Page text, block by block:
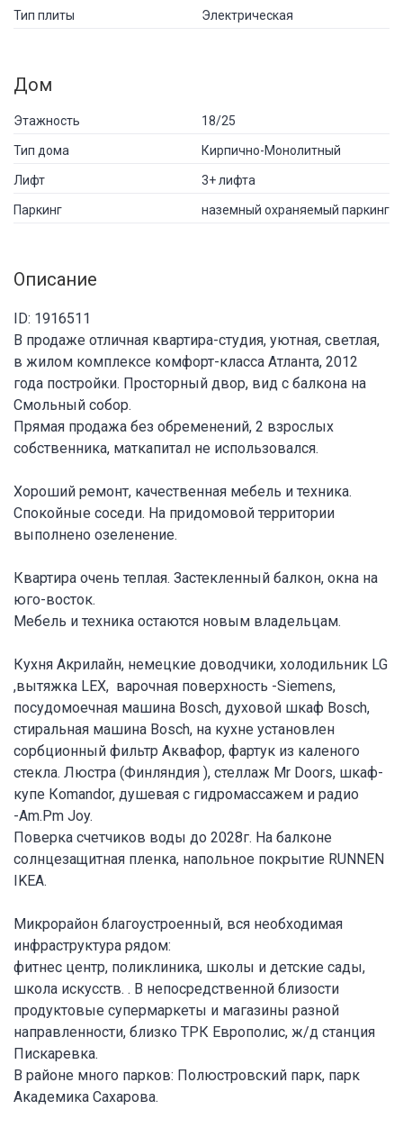
Тип плиты Электрическая
Дом
Этажность 18/25
Тип дома Кирпично-Монолитный
Лифт 3+ лифта
Паркинг наземный охраняемый паркинг
Описание
ID: 1916511
В продаже отличная квартира-студия, уютная, светлая,
в жилом комплексе комфорт-класса Атланта, 2012
года постройки. Просторный двор, вид с балкона на
Смольный собор.
Прямая продажа без обременений, 2 взрослых
собственника, маткапитал не использовался.
Хороший ремонт, качественная мебель и техника.
Спокойные соседи. На придомовой территории
выполнено озеленение.
Квартира очень теплая. Застекленный балкон, окна на
юго-восток.
Мебель и техника остаются новым владельцам.
Кухня Акрилайн, немецкие доводчики, холодильник LG
,вытяжка LEX, варочная поверхность -Siemens,
посудомоечная машина Bosch, духовой шкаф Bosch,
стиральная машина Bosch, на кухне установлен
сорбционный фильтр Аквафор, фартук из каленого
стекла. Люстра (Финляндия ), стеллаж Mr Doors, шкаф-
купе Коmandor, душевая с гидромассажем и радио
-Аm.Pm Joy.
Поверка счетчиков воды до 2028г. На балконе
солнцезащитная пленка, напольное покрытие RUNNEN
IKЕA.
Микрорайон благоустроенный, вся необходимая
инфраструктура рядом:
фитнес центр, поликлиника, школы и детские сады,
школа искусств. . В непосредственной близости
продуктовые супермаркеты и магазины разной
направленности, близко ТРК Европолис, ж/д станция
Пискаревка.
В районе много парков: Полюстровский парк, парк
Академика Сахарова.